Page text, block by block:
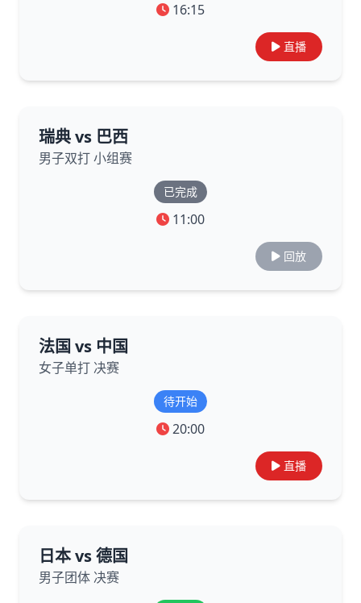
16:15
直播
瑞典 vs 巴西
男子双打 小组赛
已完成
11:00
回放
法国 vs 中国
女子单打 决赛
待开始
20:00
直播
日本 vs 德国
男子团体 决赛